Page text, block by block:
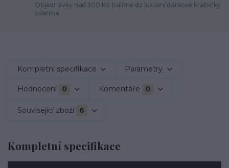
Objednávky nad 300 Kč balíme do luxusní dárkové krabičky
zdarma
Kompletní specifikace Parametry
Hodnocení 0 Komentáře 0
Související zboží 6
Kompletní specifikace